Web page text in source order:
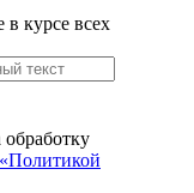
курсе всех
«Политикой